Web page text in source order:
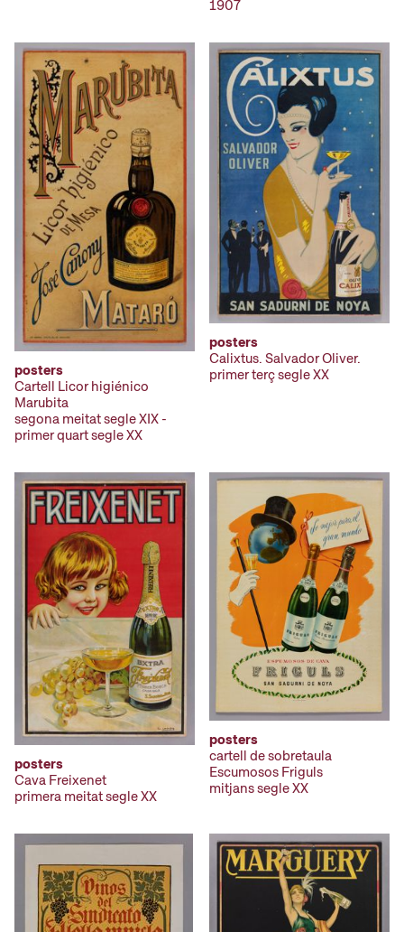
1907
posters
Cartell Licor higiénico
Marubita
segona meitat segle XIX -
primer quart segle XX
posters
Calixtus. Salvador Oliver.
primer terç segle XX
posters
Cava Freixenet
primera meitat segle XX
posters
cartell de sobretaula
Escumosos Friguls
mitjans segle XX